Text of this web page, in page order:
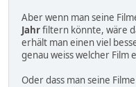
Aber wenn man seine
Jahrfiltern könnte, wäre
erhält man einen viel
genau weiss welcher Film
Oder dass man seine